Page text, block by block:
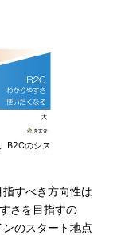
B2Cのシス
すべき方向性は
さを目指すの
のスタート地点